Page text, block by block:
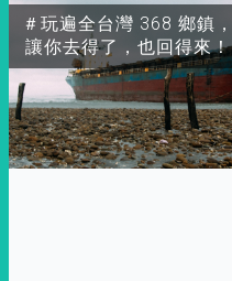
＃玩遍全台灣 368 鄉鎮，
讓你去得了，也回得來！